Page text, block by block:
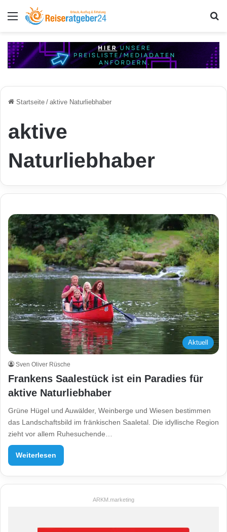
Menü
Startseite / aktive Naturliebhaber
aktive
Naturliebhaber
Aktuell
Sven Oliver Rüsche
Frankens Saalestück ist ein Paradies für
aktive Naturliebhaber
Grüne Hügel und Auwälder, Weinberge und Wiesen bestimmen
das Landschaftsbild im fränkischen Saaletal. Die idyllische Region
zieht vor allem Ruhesuchende…
Weiterlesen
ARKM.marketing